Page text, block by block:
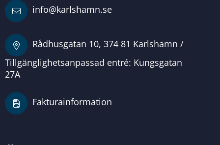
info@karlshamn.se
Rådhusgatan 10, 374 81 Karlshamn /
Tillgänglighetsanpassad entré: Kungsgatan
27A
Fakturainformation